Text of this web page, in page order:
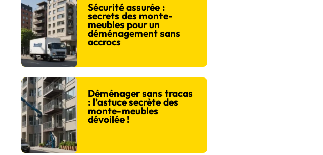
Sécurité assurée :
secrets des monte-
meubles pour un
déménagement sans
accrocs
Déménager sans tracas
: l’astuce secrète des
monte-meubles
dévoilée !